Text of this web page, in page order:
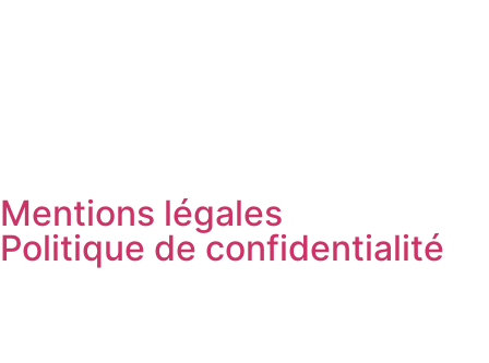
Mentions légales
Politique de confidentialité